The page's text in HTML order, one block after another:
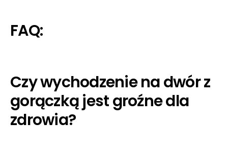
FAQ:
Czy wychodzenie na dwór z
gorączką jest groźne dla
zdrowia?